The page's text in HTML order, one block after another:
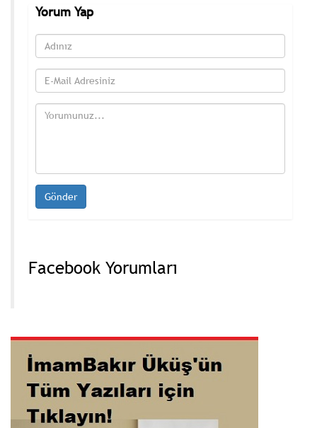
Yorum Yap
Facebook Yorumları